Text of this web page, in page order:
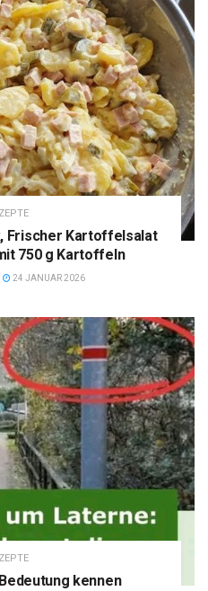
Frischer Kartoffelsalat
750 g Kartoffeln
24 JANUAR 2026
kennen